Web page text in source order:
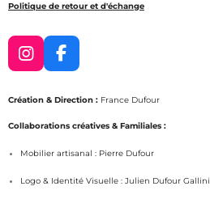
Politique de retour et d'échange
I
n
s
a
r
m
F
a
c
b
o
Création & Direction : France Dufour
Collaborations créatives & Familiales :
Mobilier artisanal : Pierre Dufour
Logo & Identité Visuelle : Julien Dufour Gallini